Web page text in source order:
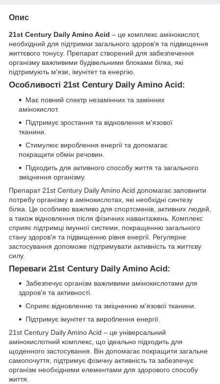
Опис
21st Century Daily Amino Acid – це комплекс амінокислот,
необхідний для підтримки загального здоров'я та підвищення
життєвого тонусу. Препарат створений для забезпечення
організму важливими будівельними блоками білка, які
підтримують м'язи, імунітет та енергію.
Особливості 21st Century Daily Amino Acid:
Має повний спектр незамінних та замінних
амінокислот.
Підтримує зростання та відновлення м'язової
тканини.
Стимулює вироблення енергії та допомагає
покращити обмін речовин.
Підходить для активного способу життя та загального
зміцнення організму.
Препарат 21st Century Daily Amino Acid допомагає заповнити
потребу організму в амінокислотах, які необхідні синтезу
білка. Це особливо важливо для спортсменів, активних людей,
а також відновлення після фізичних навантажень. Комплекс
сприяє підтримці імунної системи, покращенню загального
стану здоров'я та підвищенню рівня енергії. Регулярне
застосування допоможе підтримувати активність та життєву
силу.
Переваги 21st Century Daily Amino Acid:
Забезпечує організм важливими амінокислотами для
здоров'я та активності.
Сприяє відновленню та зміцненню м'язової тканини.
Підтримує імунітет та вироблення енергії.
21st Century Daily Amino Acid – це універсальний
амінокислотний комплекс, що ідеально підходить для
щоденного застосування. Він допомагає покращити загальне
самопочуття, підтримує фізичну активність та забезпечує
організм необхідними елементами для здорового способу
життя.